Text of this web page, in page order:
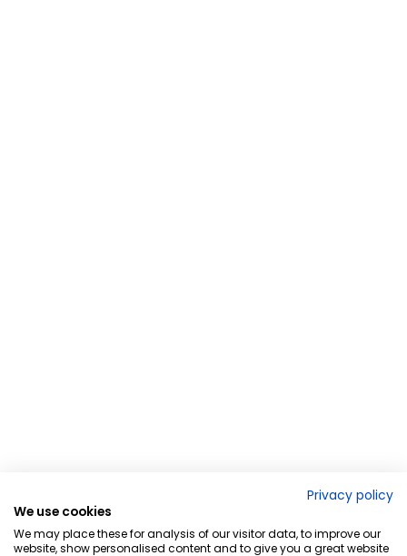
Privacy policy
We use cookies
We may place these for analysis of our visitor data, to improve our
website, show personalised content and to give you a great website